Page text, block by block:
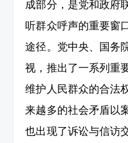
成部分，是党和政府
听群众呼声的重要窗
途径。党中央、国务
视，推出了一系列重
维护人民群众的合法
来越多的社会矛盾以
也出现了诉讼与信访